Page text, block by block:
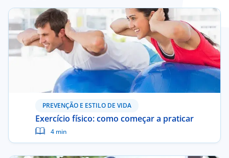
PREVENÇÃO E ESTILO DE VIDA
Exercício físico: como começar a praticar
4 min